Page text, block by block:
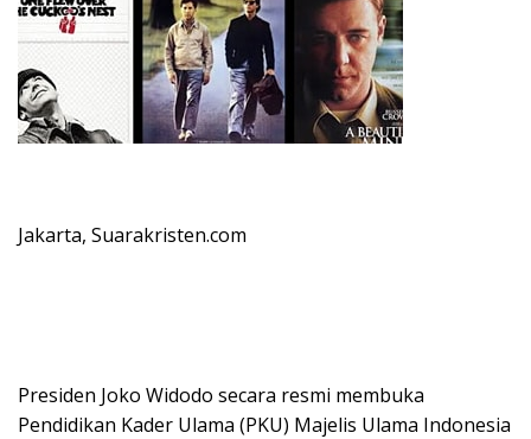
Jakarta, Suarakristen.com
Presiden Joko Widodo secara resmi membuka
Pendidikan Kader Ulama (PKU) Majelis Ulama Indonesia